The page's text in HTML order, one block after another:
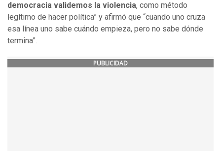
democracia validemos la violencia, como método
legítimo de hacer política” y afirmó que “cuando uno cruza
esa línea uno sabe cuándo empieza, pero no sabe dónde
termina”.
PUBLICIDAD